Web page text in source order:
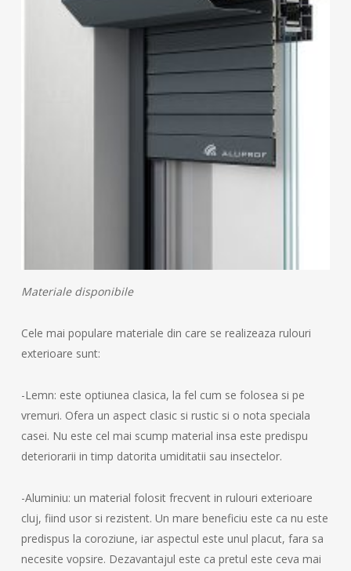
Materiale disponibile
Cele mai populare materiale din care se realizeaza rulouri
exterioare sunt:
-Lemn: este optiunea clasica, la fel cum se folosea si pe
vremuri. Ofera un aspect clasic si rustic si o nota speciala
casei. Nu este cel mai scump material insa este predispu
deteriorarii in timp datorita umiditatii sau insectelor.
-Aluminiu: un material folosit frecvent in rulouri exterioare
cluj, fiind usor si rezistent. Un mare beneficiu este ca nu este
predispus la coroziune, iar aspectul este unul placut, fara sa
necesite vopsire. Dezavantajul este ca pretul este ceva mai